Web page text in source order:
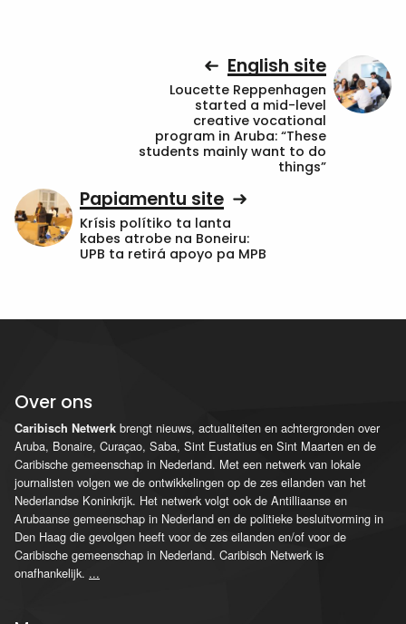
English site
Loucette Reppenhagen
started a mid-level
creative vocational
program in Aruba: “These
students mainly want to do
things”
Papiamentu site
Krísis polítiko ta lanta
kabes atrobe na Boneiru:
UPB ta retirá apoyo pa MPB
Over ons
Caribisch Netwerk brengt nieuws, actualiteiten en achtergronden over
Aruba, Bonaire, Curaçao, Saba, Sint Eustatius en Sint Maarten en de
Caribische gemeenschap in Nederland. Met een netwerk van lokale
journalisten volgen we de ontwikkelingen op de zes eilanden van het
Nederlandse Koninkrijk. Het netwerk volgt ook de Antilliaanse en
Arubaanse gemeenschap in Nederland en de politieke besluitvorming in
Den Haag die gevolgen heeft voor de zes eilanden en/of voor de
Caribische gemeenschap in Nederland. Caribisch Netwerk is
onafhankelijk. ...